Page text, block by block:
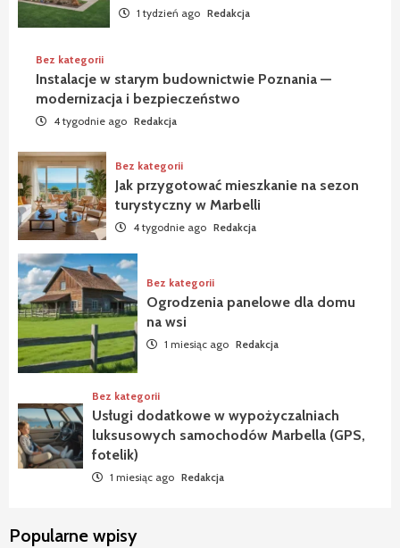
1 tydzień ago Redakcja
Bez kategorii
Instalacje w starym budownictwie Poznania —
modernizacja i bezpieczeństwo
4 tygodnie ago Redakcja
Bez kategorii
Jak przygotować mieszkanie na sezon
turystyczny w Marbelli
4 tygodnie ago Redakcja
Bez kategorii
Ogrodzenia panelowe dla domu
na wsi
1 miesiąc ago Redakcja
Bez kategorii
Usługi dodatkowe w wypożyczalniach
luksusowych samochodów Marbella (GPS,
fotelik)
1 miesiąc ago Redakcja
Popularne wpisy